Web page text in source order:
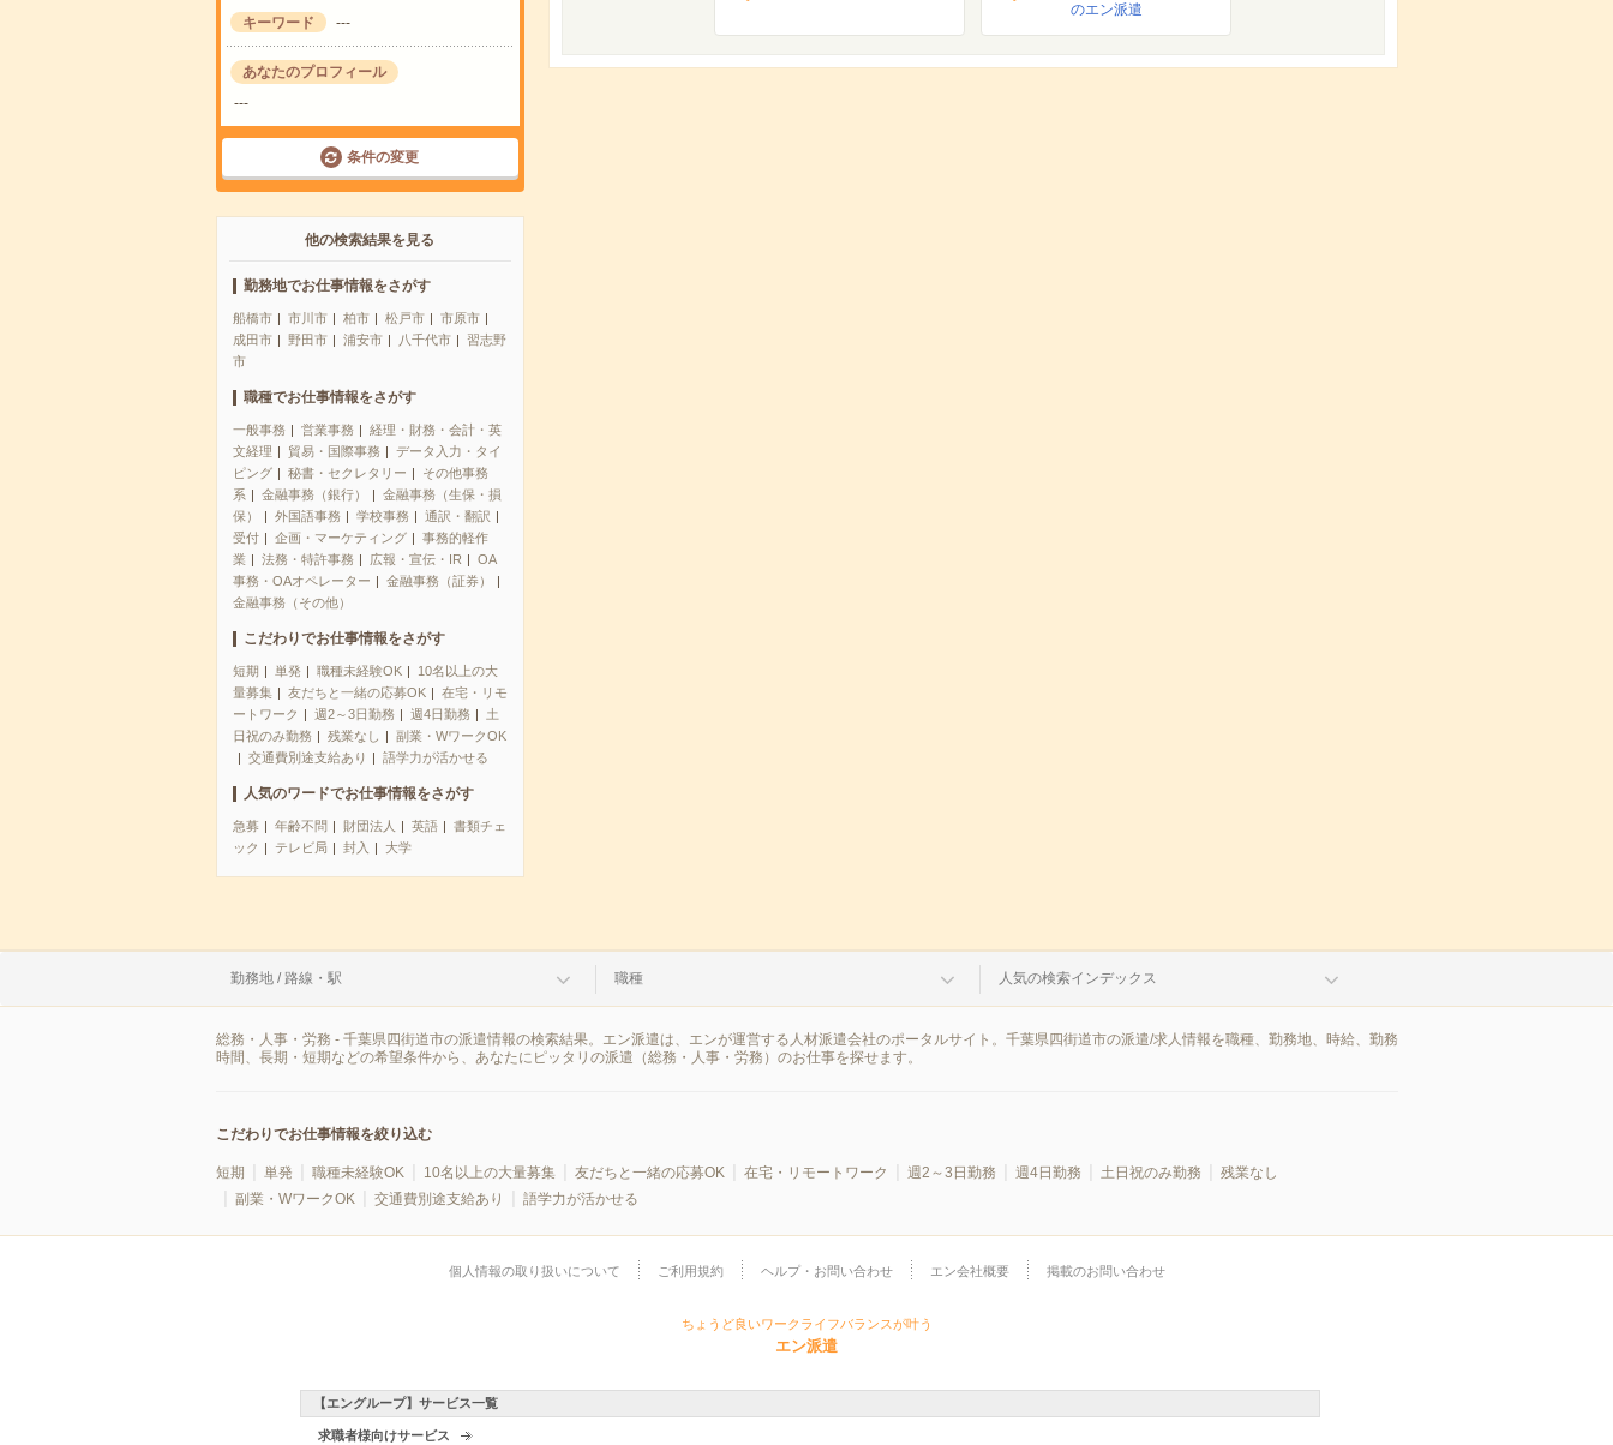
キーワード ---
あなたのプロフィール
---
条件の変更
他の検索結果を見る
勤務地でお仕事情報をさがす
船橋市 市川市 柏市 松戸市
市原市
成田市
野田市 浦安市 八千代市
習志野
市
職種でお仕事情報をさがす
一般事務 営業事務
経理・財務・会計・英
文経理
貿易・国際事務
データ入力・タイ
ピング
秘書・セクレタリー
その他事務
系
金融事務（銀行）
金融事務（生保・損
保）
外国語事務 学校事務
通訳・翻訳
受付
企画・マーケティング
事務的軽作
業
法務・特許事務 広報・宣伝・IR
OA
事務・OAオペレーター
金融事務（証券）
金融事務（その他）
こだわりでお仕事情報をさがす
短期 単発 職種未経験OK
10名以上の大
量募集
友だちと一緒の応募OK
在宅・リモ
ートワーク
週2～3日勤務 週4日勤務
土
日祝のみ勤務
残業なし
副業・WワークOK
交通費別途支給あり
語学力が活かせる
人気のワードでお仕事情報をさがす
急募 年齢不問 財団法人 英語
書類チェ
ック
テレビ局 封入 大学
のエン派遣
勤務地 / 路線・駅 職種 人気の検索インデックス
総務・人事・労務 - 千葉県四街道市の派遣情報の検索結果。エン派遣は、エンが運営する人材派遣会社のポータルサイト。千葉県四街道市の派遣/求人情報を職種、勤務地、時給、勤務
時間、長期・短期などの希望条件から、あなたにピッタリの派遣（総務・人事・労務）のお仕事を探せます。
こだわりでお仕事情報を絞り込む
短期 単発 職種未経験OK 10名以上の大量募集 友だちと一緒の応募OK 在宅・リモートワーク 週2～3日勤務 週4日勤務 土日祝のみ勤務
残業なし
副業・WワークOK
交通費別途支給あり 語学力が活かせる
個人情報の取り扱いについて ご利用規約 ヘルプ・お問い合わせ エン会社概要 掲載のお問い合わせ
ちょうど良いワークライフバランスが叶う
エン派遣
【エングループ】サービス一覧
求職者様向けサービス